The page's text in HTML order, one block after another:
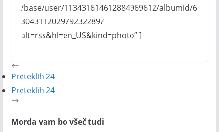
/base/user/113431614612884969612/albumid/6
304311202979232289?
alt=rss&hl=en_US&kind=photo” ]
Preteklih 24
Preteklih 24
Morda vam bo všeč tudi